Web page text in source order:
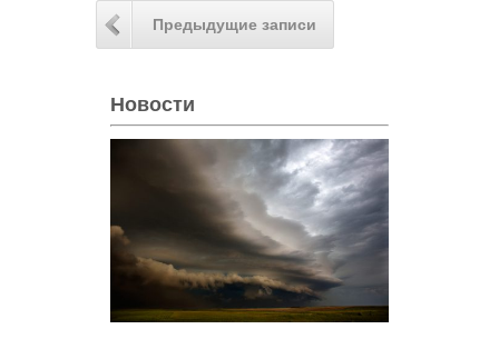
Предыдущие записи
Новости